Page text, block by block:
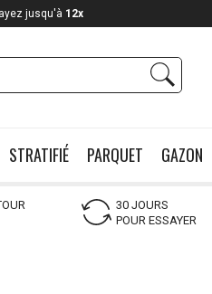
STRATIFIÉ PARQUET GAZON
30 JOURS
POUR ESSAYER
jusqu'à 12x